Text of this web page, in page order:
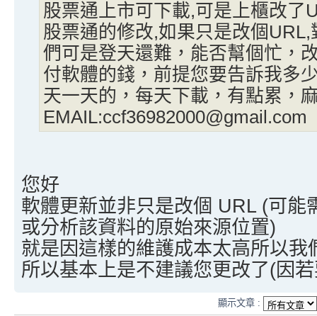
股票通上市可下載,可是上櫃改了
股票通的修改,如果只是改個
們可是登天還難，能否幫個忙，
付軟體的錢，前提您要告訴我多
天一天的，每天下載，有點累，
EMAIL:ccf36982000@gmail.com
您好
軟體更新並非只是改個 URL (可能
或分析該資料的原始來源位置)
就是因這樣的維護成本太高所以我
所以基本上是不建議您更改了(因
顯示文章 :